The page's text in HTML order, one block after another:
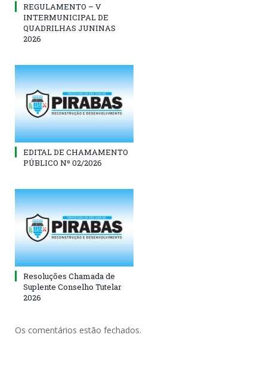
REGULAMENTO – V
INTERMUNICIPAL DE
QUADRILHAS JUNINAS
2026
EDITAL DE CHAMAMENTO
PÚBLICO Nº 02/2026
Resoluções Chamada de
Suplente Conselho Tutelar
2026
Os comentários estão fechados.